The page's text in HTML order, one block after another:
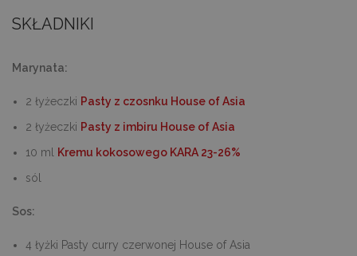
SKŁADNIKI
Marynata:
2 łyżeczki Pasty z czosnku House of Asia
2 łyżeczki Pasty z imbiru House of Asia
10 ml
Kremu kokosowego KARA 23-26%
sól
Sos:
4 łyżki Pasty curry czerwonej House of Asia